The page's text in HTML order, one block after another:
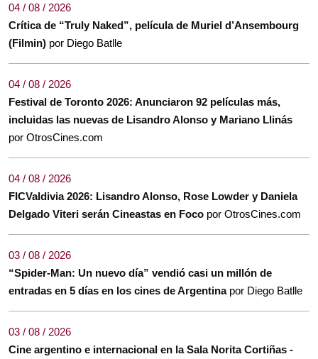
04 / 08 / 2026
Crítica de “Truly Naked”, película de Muriel d’Ansembourg
(Filmin) por Diego Batlle
04 / 08 / 2026
Festival de Toronto 2026: Anunciaron 92 películas más,
incluidas las nuevas de Lisandro Alonso y Mariano Llinás
por OtrosCines.com
04 / 08 / 2026
FICValdivia 2026: Lisandro Alonso, Rose Lowder y Daniela
Delgado Viteri serán Cineastas en Foco por OtrosCines.com
03 / 08 / 2026
“Spider-Man: Un nuevo día” vendió casi un millón de
entradas en 5 días en los cines de Argentina por Diego Batlle
03 / 08 / 2026
Cine argentino e internacional en la Sala Norita Cortiñas -